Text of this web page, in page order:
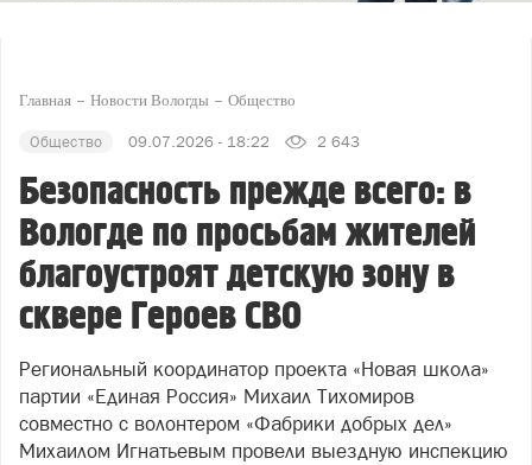
Главная Новости Вологды Общество
Общество 09.07.2026 - 18:22 2 643
Безопасность прежде всего: в
Вологде по просьбам жителей
благоустроят детскую зону в
сквере Героев СВО
Региональный координатор проекта «Новая школа»
партии «Единая Россия» Михаил Тихомиров
совместно с волонтером «Фабрики добрых дел»
Михаилом Игнатьевым провели выездную инспекцию